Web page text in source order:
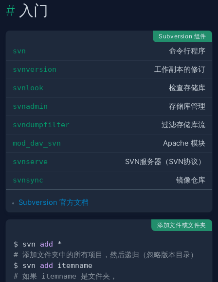
入门
Subversion 组件
svn 命令行程序
svnversion 工作副本的修订
svnlook 检查存储库
svnadmin 存储库管理
svndumpfilter 过滤存储库流
mod_dav_svn Apache 模块
svnserve SVN服务器（SVN协议）
svnsync 镜像仓库
Subversion 官方文档
添加文件或文件夹
$ svn add
# 添加文件夹中的所有项目，然后递归（忽略版本目录）
$ svn add
# 如果 itemname 是文件夹，